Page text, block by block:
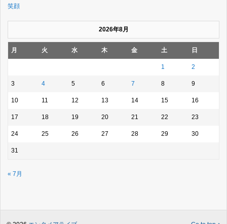
笑顔
2026年8月
月 火 水 木 金 土 日
1 2
3 4 5 6 7 8 9
10 11 12 13 14 15 16
17 18 19 20 21 22 23
24 25 26 27 28 29 30
31
« 7月